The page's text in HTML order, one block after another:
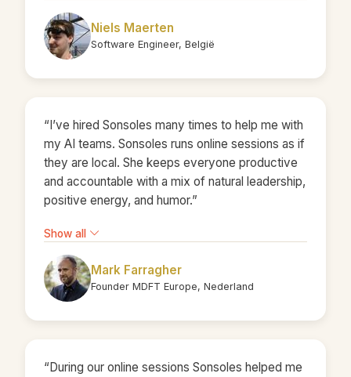
Niels Maerten
Software Engineer, België
“I’ve hired Sonsoles many times to help me with
my AI teams. Sonsoles runs online sessions as if
they are local. She keeps everyone productive
and accountable with a mix of natural leadership,
positive energy, and humor.”
Show all
Mark Farragher
Founder MDFT Europe, Nederland
“During our online sessions Sonsoles helped me